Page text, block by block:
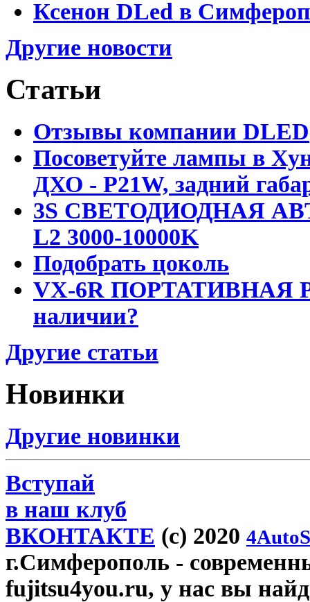
Ксенон DLed в
Другие новости
Статьи
Отзывы компании DLED
Посоветуйте лампы в
ДХО - P21W, задний
3S СВЕТОДИОДНАЯ
L2 3000-10000K
Подобрать цоколь
VX-6R ПОРТАТИВНАЯ
наличии?
Другие статьи
Новинки
Другие новинки
Вступай
в наш клуб
ВКОНТАКТЕ (c) 2020
г.Симферополь -
fujitsu4you.ru, у нас вы